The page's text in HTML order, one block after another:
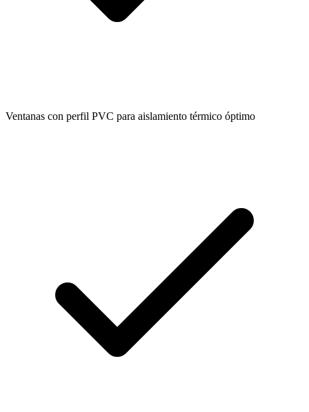
Ventanas con perfil PVC para aislamiento térmico óptimo